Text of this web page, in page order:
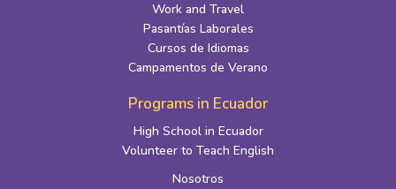
Work and Travel
Pasantías Laborales
Cursos de Idiomas
Campamentos de Verano
Programs in Ecuador
High School in Ecuador
Volunteer to Teach English
Nosotros